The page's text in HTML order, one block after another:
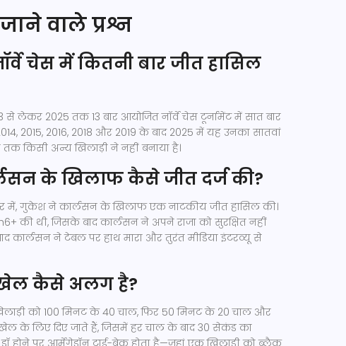
वाले प्रश्न
चेस में कितनी बार जीत हासिल
लेकर 2025 तक 13 बार आयोजित नॉर्वे चेस टूर्नामेंट में सात बार
2015, 2016, 2018 और 2019 के बाद 2025 में यह उनका सातवां
तक किसी अन्य खिलाड़ी ने नहीं बनाया है।
के खिलाफ कैसे जीत दर्ज की?
में, गुकेश ने कार्लसन के खिलाफ एक नाटकीय जीत हासिल की।
की थी, जिसके बाद कार्लसन ने अपने राजा को सुरक्षित नहीं
कार्लसन ने टेबल पर हाथ मारा और तुरंत मीडिया इंटरव्यू से
खेल कैसे अलग है?
को 100 मिनट के 40 चाल, फिर 50 मिनट के 20 चाल और
के लिए दिए जाते हैं, जिसमें हर चाल के बाद 30 सेकंड का
ड्रॉ होने पर आर्मेगेडॉन टाई-ब्रेक होता है—जहां एक खिलाड़ी को ब्लैक